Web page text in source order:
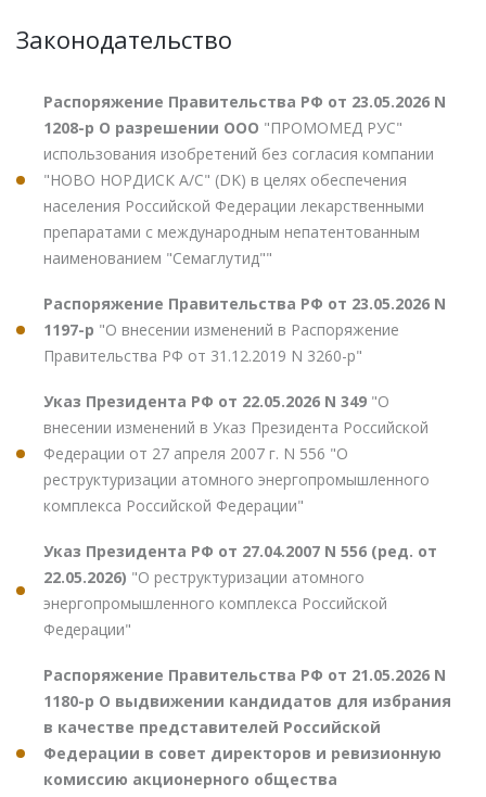
Законодательство
Распоряжение Правительства РФ от 23.05.2026 N
1208-р О разрешении ООО "ПРОМОМЕД РУС"
использования изобретений без согласия компании
"НОВО НОРДИСК А/С" (DK) в целях обеспечения
населения Российской Федерации лекарственными
препаратами с международным непатентованным
наименованием "Семаглутид""
Распоряжение Правительства РФ от 23.05.2026 N
1197-р "О внесении изменений в Распоряжение
Правительства РФ от 31.12.2019 N 3260-р"
Указ Президента РФ от 22.05.2026 N 349 "О
внесении изменений в Указ Президента Российской
Федерации от 27 апреля 2007 г. N 556 "О
реструктуризации атомного энергопромышленного
комплекса Российской Федерации"
Указ Президента РФ от 27.04.2007 N 556 (ред. от
22.05.2026) "О реструктуризации атомного
энергопромышленного комплекса Российской
Федерации"
Распоряжение Правительства РФ от 21.05.2026 N
1180-р О выдвижении кандидатов для избрания
в качестве представителей Российской
Федерации в совет директоров и ревизионную
комиссию акционерного общества